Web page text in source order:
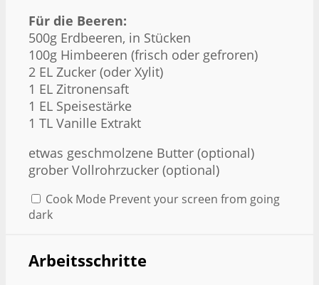
Für die Beeren:
500g Erdbeeren, in Stücken
100g Himbeeren (frisch oder gefroren)
2 EL Zucker (oder Xylit)
1 EL Zitronensaft
1 EL Speisestärke
1 TL Vanille Extrakt
etwas geschmolzene Butter (optional)
grober Vollrohrzucker (optional)
Cook Mode Prevent your screen from going
dark
Arbeitsschritte